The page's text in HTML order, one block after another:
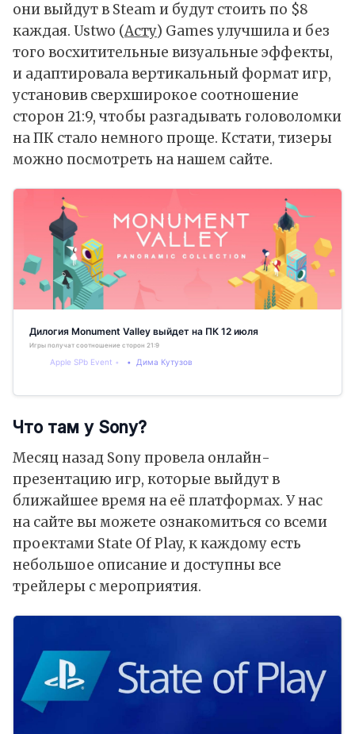
они выйдут в Steam и будут стоить по $8
каждая. Ustwo (Асту) Games улучшила и без
того восхитительные визуальные эффекты,
и адаптировала вертикальный формат игр,
установив сверхширокое соотношение
сторон 21:9, чтобы разгадывать головоломки
на ПК стало немного проще. Кстати, тизеры
можно посмотреть на нашем сайте.
Дилогия Monument Valley выйдет на ПК 12 июля
Игры получат соотношение сторон 21:9
Apple SPb Event Дима Кутузов
Что там у Sony?
Месяц назад Sony провела онлайн-
презентацию игр, которые выйдут в
ближайшее время на её платформах. У нас
на сайте вы можете ознакомиться со всеми
проектами State Of Play, к каждому есть
небольшое описание и доступны все
трейлеры с мероприятия.